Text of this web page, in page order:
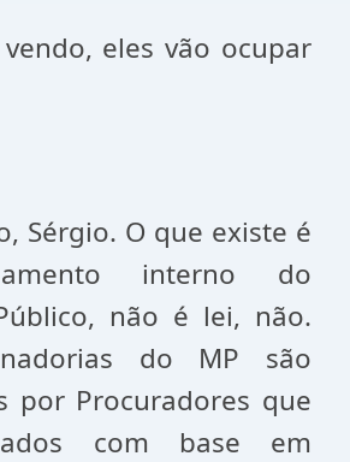
eles vão ocupar
Sérgio. O que existe é
interno do
não é lei, não.
do MP são
por Procuradores que
com base em